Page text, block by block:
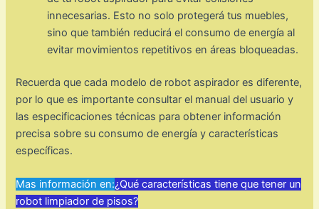
innecesarias. Esto no solo protegerá tus muebles,
sino que también reducirá el consumo de energía al
evitar movimientos repetitivos en áreas bloqueadas.
Recuerda que cada modelo de robot aspirador es diferente,
por lo que es importante consultar el manual del usuario y
las especificaciones técnicas para obtener información
precisa sobre su consumo de energía y características
específicas.
Mas información en:¿Qué características tiene que tener un
robot limpiador de pisos?